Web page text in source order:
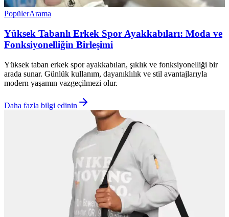
PopülerArama
Yüksek Tabanlı Erkek Spor Ayakkabıları: Moda ve
Fonksiyonelliğin Birleşimi
Yüksek taban erkek spor ayakkabıları, şıklık ve fonksiyonelliği bir
arada sunar. Günlük kullanım, dayanıklılık ve stil avantajlarıyla
modern yaşamın vazgeçilmezi olur.
Daha fazla bilgi edinin